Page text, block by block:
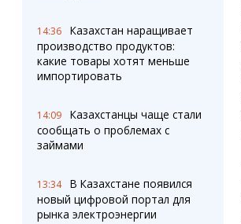
14:36
Казахстан наращивает
производство продуктов:
какие товары хотят меньше
импортировать
14:09
Казахстанцы чаще стали
сообщать о проблемах с
займами
13:34
В Казахстане появился
новый цифровой портал для
рынка электроэнергии